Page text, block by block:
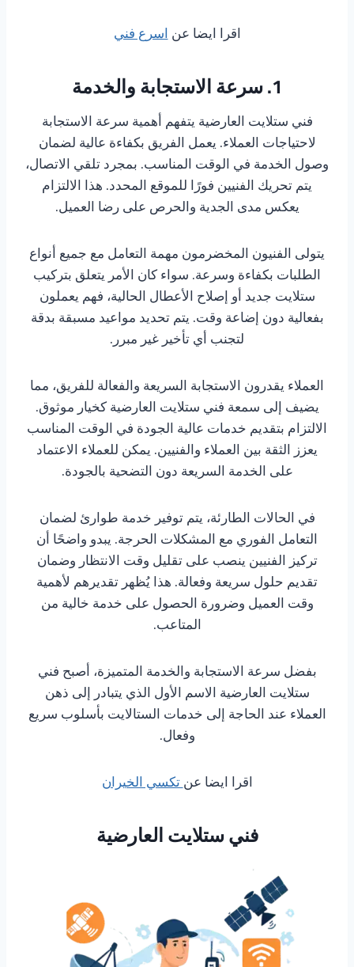
اقرا ايضا عناسرع فني
1. سرعة الاستجابة والخدمة
فني ستلايت العارضية يتفهم أهمية سرعة الاستجابة
لاحتياجات العملاء. يعمل الفريق بكفاءة عالية لضمان
وصول الخدمة في الوقت المناسب. بمجرد تلقي الاتصال،
يتم تحريك الفنيين فورًا للموقع المحدد. هذا الالتزام
يعكس مدى الجدية والحرص على رضا العميل.
يتولى الفنيون المخضرمون مهمة التعامل مع جميع أنواع
الطلبات بكفاءة وسرعة. سواء كان الأمر يتعلق بتركيب
ستلايت جديد أو إصلاح الأعطال الحالية، فهم يعملون
بفعالية دون إضاعة وقت. يتم تحديد مواعيد مسبقة بدقة
لتجنب أي تأخير غير مبرر.
العملاء يقدرون الاستجابة السريعة والفعالة للفريق، مما
يضيف إلى سمعة فني ستلايت العارضية كخيار موثوق.
الالتزام بتقديم خدمات عالية الجودة في الوقت المناسب
يعزز الثقة بين العملاء والفنيين. يمكن للعملاء الاعتماد
على الخدمة السريعة دون التضحية بالجودة.
في الحالات الطارئة، يتم توفير خدمة طوارئ لضمان
التعامل الفوري مع المشكلات الحرجة. يبدو واضحًا أن
تركيز الفنيين ينصب على تقليل وقت الانتظار وضمان
تقديم حلول سريعة وفعالة. هذا يُظهر تقديرهم لأهمية
وقت العميل وضرورة الحصول على خدمة خالية من
المتاعب.
بفضل سرعة الاستجابة والخدمة المتميزة، أصبح فني
ستلايت العارضية الاسم الأول الذي يتبادر إلى ذهن
العملاء عند الحاجة إلى خدمات الستالايت بأسلوب سريع
وفعال.
اقرا ايضا عنتكسي الخيران
فني ستلايت العارضية